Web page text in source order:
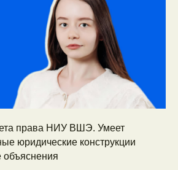
права НИУ ВШЭ. Умеет
юридические конструкции
объяснения